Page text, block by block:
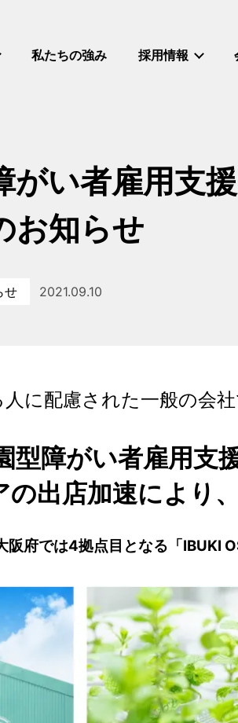
私たちの強み 採用情報
がい者雇用支
お知らせ
ー
せ
投稿日
2021.09.10
に配慮された一般の会
型障がい者雇用支
の出店加速により
阪府では4拠点目となる「IBUKI